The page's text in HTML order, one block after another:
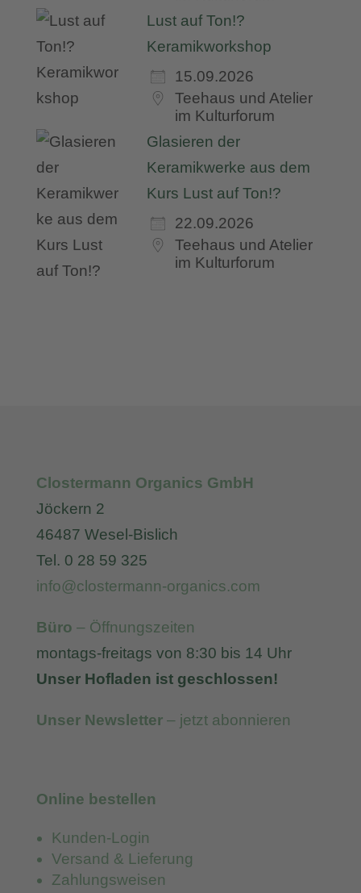
Lust auf Ton!?
Keramikworkshop
15.09.2026
Teehaus und Atelier
im Kulturforum
Glasieren der
Keramikwerke aus dem
Kurs Lust auf Ton!?
22.09.2026
Teehaus und Atelier
im Kulturforum
Clostermann Organics GmbH
Jöckern 2
46487 Wesel-Bislich
Tel. 0 28 59 325
info@clostermann-organics.com
Büro – Öffnungszeiten
montags-freitags von 8:30 bis 14 Uhr
Unser Hofladen ist geschlossen!
Unser Newsletter– jetzt abonnieren
Online bestellen
Kunden-Login
Versand & Lieferung
Zahlungsweisen